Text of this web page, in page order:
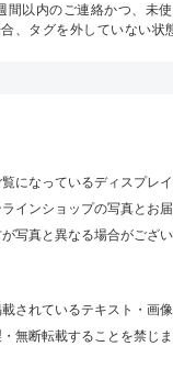
間以内のご連絡かつ、未
、タグを外していない状
になっているディスプレ
インショップの写真とお
写真と異なる場合がござ
されているテキスト・画
無断転載することを禁じま